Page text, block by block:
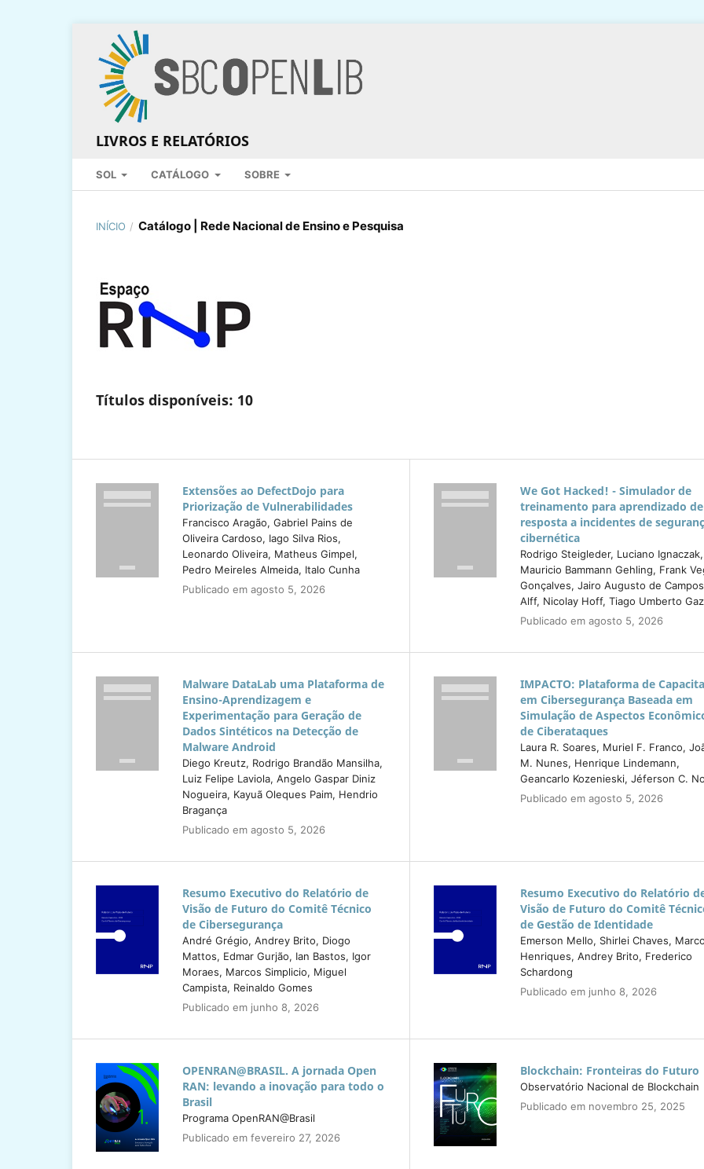
LIVROS E RELATÓRIOS
SOL CATÁLOGO SOBRE
INÍCIO / Catálogo | Rede Nacional de Ensino e Pesquisa
Títulos disponíveis: 10
Extensões ao DefectDojo para
Priorização de Vulnerabilidades
Francisco Aragão, Gabriel Pains de
Oliveira Cardoso, Iago Silva Rios,
Leonardo Oliveira, Matheus Gimpel,
Pedro Meireles Almeida, Italo Cunha
Publicado em agosto 5, 2026
We Got Hacked! - Simulador de
treinamento para aprendizado de
resposta a incidentes de
cibernética
Rodrigo Steigleder, Luciano Ignaczak,
Mauricio Bammann Gehling, Frank
Gonçalves, Jairo Augusto de Campos
Alff, Nicolay Hoff, Tiago Umberto
Publicado em agosto 5, 2026
Malware DataLab uma Plataforma de
Ensino-Aprendizagem e
Experimentação para Geração de
Dados Sintéticos na Detecção de
Malware Android
Diego Kreutz, Rodrigo Brandão Mansilha,
Luiz Felipe Laviola, Angelo Gaspar Diniz
Nogueira, Kayuã Oleques Paim, Hendrio
Bragança
Publicado em agosto 5, 2026
IMPACTO: Plataforma de
em Cibersegurança Baseada em
Simulação de Aspectos
de Ciberataques
Laura R. Soares, Muriel F. Franco,
M. Nunes, Henrique Lindemann,
Geancarlo Kozenieski, Jéferson C.
Publicado em agosto 5, 2026
Resumo Executivo do Relatório de
Visão de Futuro do Comitê Técnico
de Cibersegurança
André Grégio, Andrey Brito, Diogo
Mattos, Edmar Gurjão, Ian Bastos, Igor
Moraes, Marcos Simplicio, Miguel
Campista, Reinaldo Gomes
Publicado em junho 8, 2026
Resumo Executivo do Relatório
Visão de Futuro do Comitê
de Gestão de Identidade
Emerson Mello, Shirlei Chaves,
Henriques, Andrey Brito, Frederico
Schardong
Publicado em junho 8, 2026
OPENRAN@BRASIL. A jornada Open
RAN: levando a inovação para todo o
Brasil
Programa OpenRAN@Brasil
Publicado em fevereiro 27, 2026
Blockchain: Fronteiras do Futuro
Observatório Nacional de Blockchain
Publicado em novembro 25, 2025